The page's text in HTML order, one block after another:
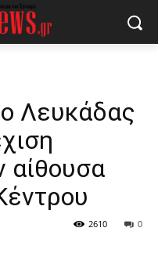
Λευκάδας
αίθουσα
0
2610